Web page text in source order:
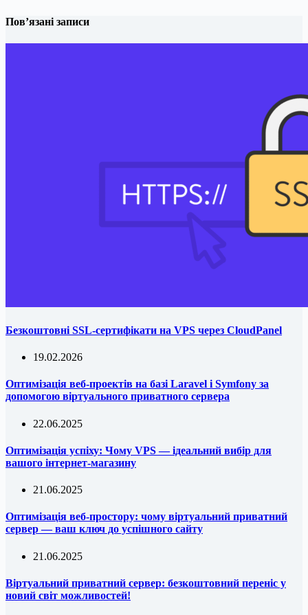
Пов’язані записи
Безкоштовні SSL-сертифікати на VPS через CloudPanel
19.02.2026
Оптимізація веб-проектів на базі Laravel і Symfony за
допомогою віртуального приватного сервера
22.06.2025
Оптимізація успіху: Чому VPS — ідеальний вибір для
вашого інтернет-магазину
21.06.2025
Оптимізація веб-простору: чому віртуальний приватний
сервер — ваш ключ до успішного сайту
21.06.2025
Віртуальний приватний сервер: безкоштовний переніс у
новий світ можливостей!